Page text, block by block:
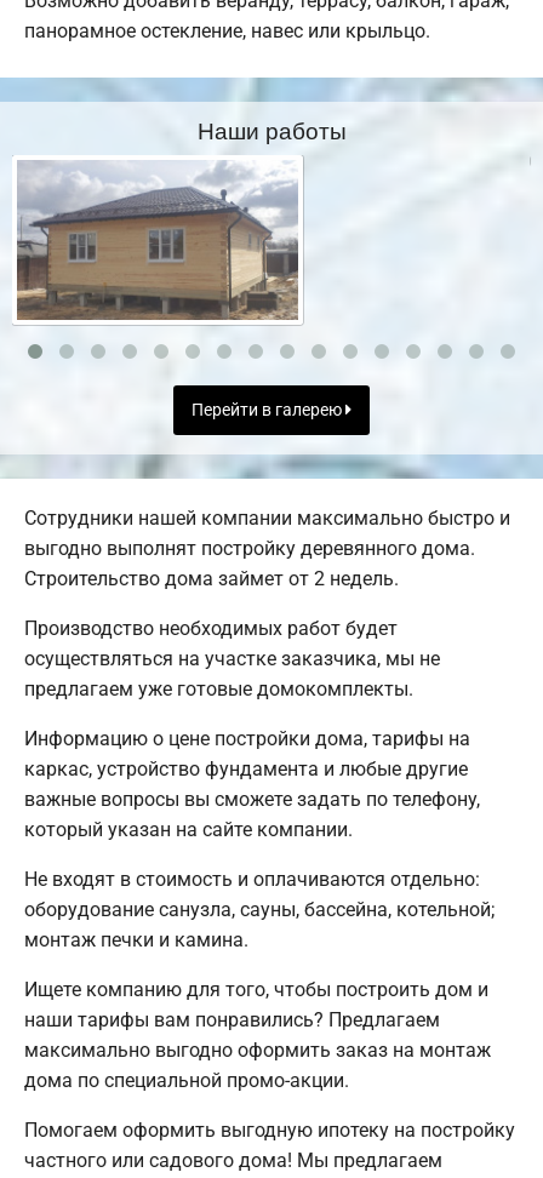
панорамное остекление, навес или крыльцо.
Наши работы
Перейти в галерею
Сотрудники нашей компании максимально быстро и
выгодно выполнят постройку деревянного дома.
Строительство дома займет от 2 недель.
Производство необходимых работ будет
осуществляться на участке заказчика, мы не
предлагаем уже готовые домокомплекты.
Информацию о цене постройки дома, тарифы на
каркас, устройство фундамента и любые другие
важные вопросы вы сможете задать по телефону,
который указан на сайте компании.
Не входят в стоимость и оплачиваются отдельно:
оборудование санузла, сауны, бассейна, котельной;
монтаж печки и камина.
Ищете компанию для того, чтобы построить дом и
наши тарифы вам понравились? Предлагаем
максимально выгодно оформить заказ на монтаж
дома по специальной промо-акции.
Помогаем оформить выгодную ипотеку на постройку
частного или садового дома! Мы предлагаем